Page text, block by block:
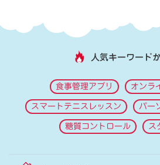
人気キーワード
食事管理アプリ オンラ
スマートテニスレッスン パー
糖質コントロール ス